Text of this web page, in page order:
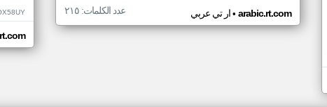
ار تي عربي• arabic.rt.com عدد الكلمات: ٢١٥